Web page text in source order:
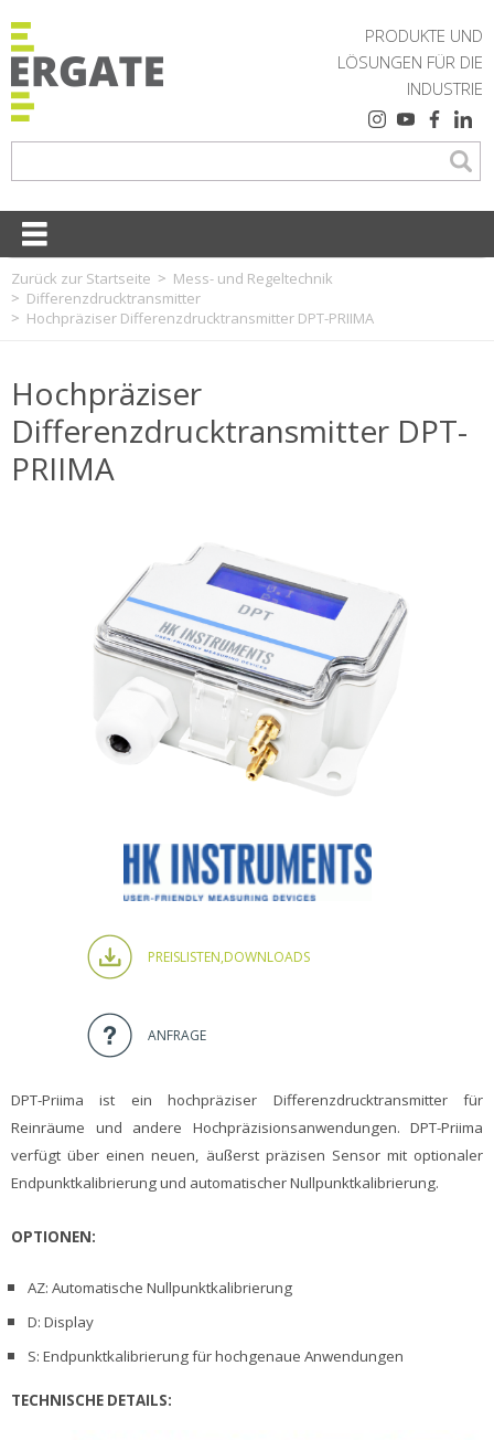
PRODUKTE UND
LÖSUNGEN FÜR DIE
INDUSTRIE
Zurück zur Startseite
Mess- und Regeltechnik
Differenzdrucktransmitter
Hochpräziser Differenzdrucktransmitter DPT-PRIIMA
Hochpräziser
Differenzdrucktransmitter DPT-
PRIIMA
PREISLISTEN,DOWNLOADS
ANFRAGE
DPT-Priima ist ein hochpräziser Differenzdrucktransmitter für
Reinräume und andere Hochpräzisionsanwendungen. DPT-Priima
verfügt über einen neuen, äußerst präzisen Sensor mit optionaler
Endpunktkalibrierung und automatischer Nullpunktkalibrierung.
OPTIONEN:
AZ: Automatische Nullpunktkalibrierung
D: Display
S: Endpunktkalibrierung für hochgenaue Anwendungen
TECHNISCHE DETAILS: